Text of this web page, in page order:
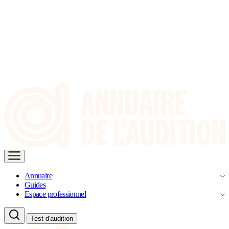
Annuaire
Guides
Espace professionnel
Test d'audition